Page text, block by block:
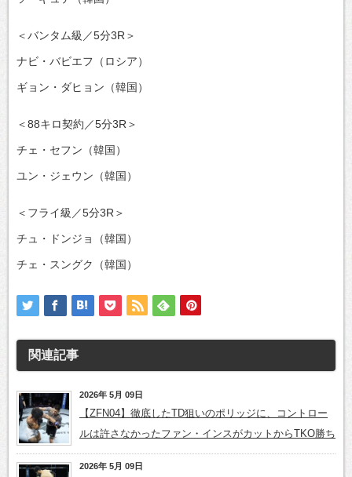
＜バンタム級／5分3R＞
ナビ・バビエフ（ロシア）
ギョン・ダヒョン（韓国）
＜88キロ契約／5分3R＞
チェ・セフン（韓国）
ユン・ジェウン（韓国）
＜フライ級／5分3R＞
チュ・ドンジョ（韓国）
チェ・スングク（韓国）
関連記事
2026年 5月 09日
【ZFN04】徹底したTD狙いのポリッジに、コントロー
ルは許さなかったファン・インスがカットからTKO勝ち
2026年 5月 09日